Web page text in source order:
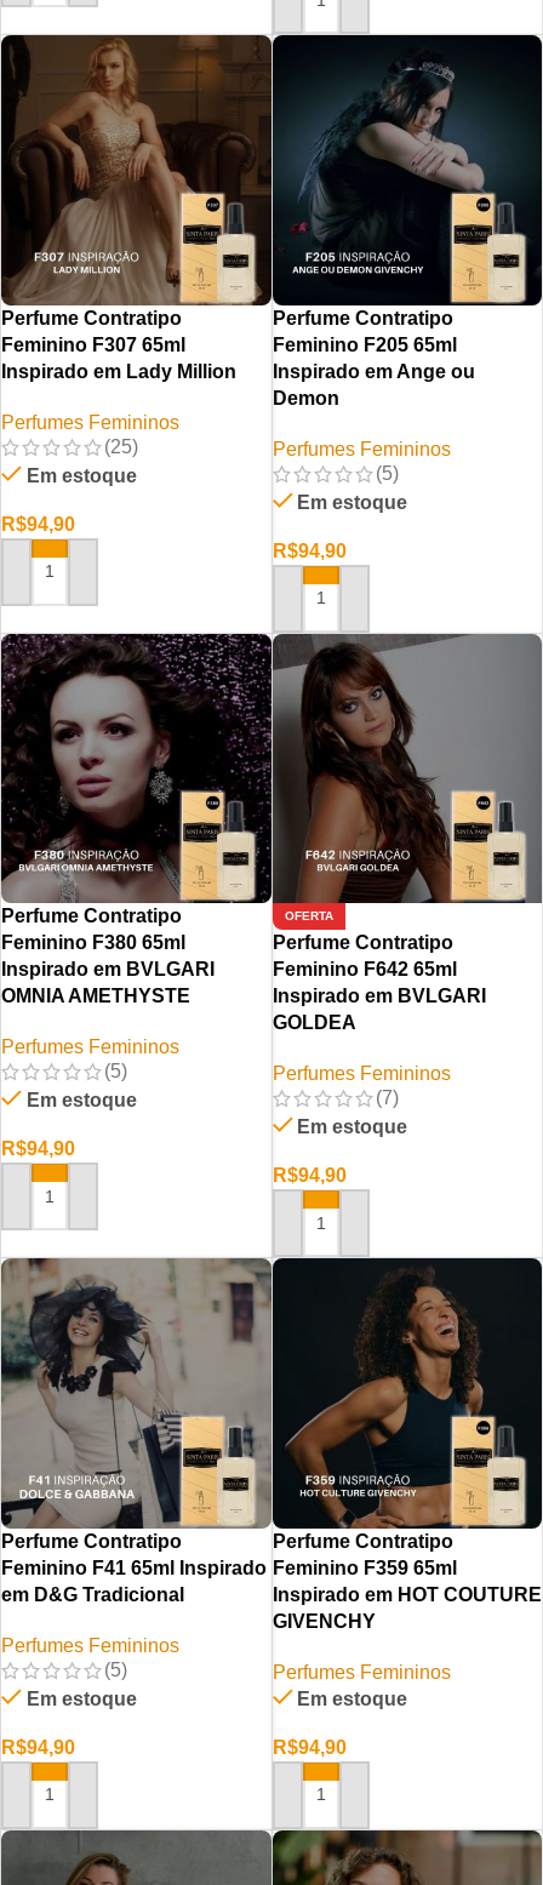
ADICIONAR AO CARRINHO
Perfume Contratipo
Feminino F307 65ml
Inspirado em Lady Million
Perfumes Femininos
(25)
Em estoque
R$94,90
ADICIONAR AO CARRINHO
Perfume Contratipo
Feminino F205 65ml
Inspirado em Ange ou
Demon
Perfumes Femininos
(5)
Em estoque
R$94,90
ADICIONAR AO CARRINHO
Perfume Contratipo
Feminino F380 65ml
Inspirado em BVLGARI
OMNIA AMETHYSTE
Perfumes Femininos
(5)
Em estoque
R$94,90
ADICIONAR AO CARRINHO
OFERTA
Perfume Contratipo
Feminino F642 65ml
Inspirado em BVLGARI
GOLDEA
Perfumes Femininos
(7)
Em estoque
R$94,90
ADICIONAR AO CARRINHO
Perfume Contratipo
Feminino F41 65ml Inspirado
em D&G Tradicional
Perfumes Femininos
(5)
Em estoque
R$94,90
ADICIONAR AO CARRINHO
Perfume Contratipo
Feminino F359 65ml
Inspirado em HOT COUTURE
GIVENCHY
Perfumes Femininos
Em estoque
R$94,90
ADICIONAR AO CARRINHO